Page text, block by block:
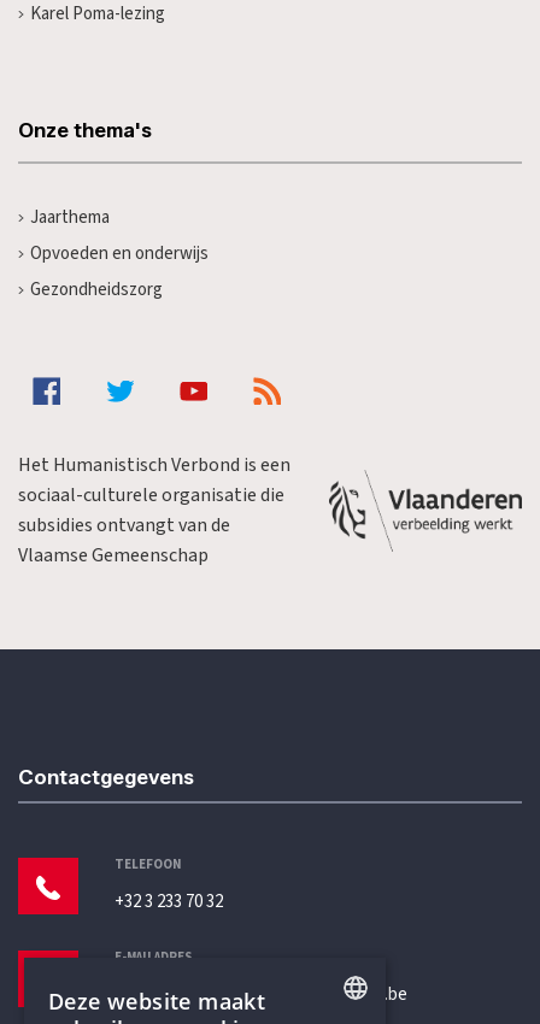
Karel Poma-lezing
Onze thema's
Jaarthema
Opvoeden en onderwijs
Gezondheidszorg
Het Humanistisch Verbond is een
sociaal-culturele organisatie die
subsidies ontvangt van de
Vlaamse Gemeenschap
Contactgegevens
TELEFOON
+32 3 233 70 32
E-MAILADRES
secretariaat@humanistischverbond.be
Deze website maakt